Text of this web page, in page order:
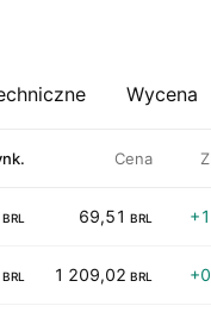
Wycena
Cena
BRL 69,51 BRL
BRL 1 209,02 BRL